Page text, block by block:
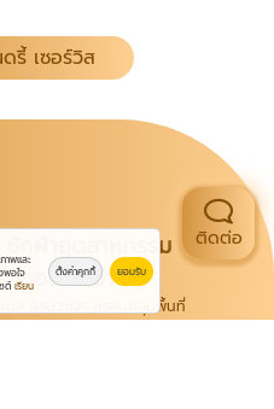
ดรี้ เซอร์วิส
ซักผ้าอุตสาหกรรม
เซอร์วิส จำกัด
นส ครบวงจร ครอบคลุมพื้นที่
ติดต่อ
าพและ
พอใจ
ต์ เรียน
ตั้งค่าคุกกี้ ยอมรับ